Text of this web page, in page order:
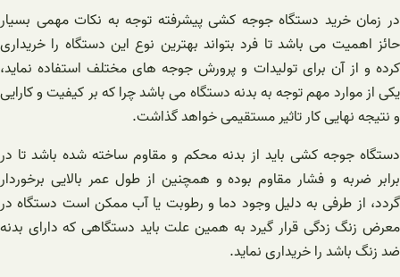
در زمان خرید دستگاه جوجه کشی پیشرفته توجه به نکات مهمی بسیار
حائز اهمیت می باشد تا فرد بتواند بهترین نوع این دستگاه را خریداری
کرده و از آن برای تولیدات و پرورش جوجه‌ های مختلف استفاده نماید،
یکی از موارد مهم توجه به بدنه دستگاه می باشد چرا که بر کیفیت و کارایی
و نتیجه نهایی کار تاثیر مستقیمی خواهد گذاشت.
دستگاه جوجه‌ کشی باید از بدنه محکم و مقاوم ساخته شده باشد تا در
برابر ضربه و فشار مقاوم بوده و همچنین از طول عمر بالایی برخوردار
گردد، از طرفی به دلیل وجود دما و رطوبت یا آب ممکن است دستگاه در
معرض زنگ زدگی قرار گیرد به همین علت باید دستگاهی که دارای بدنه
ضد زنگ باشد را خریداری نماید.